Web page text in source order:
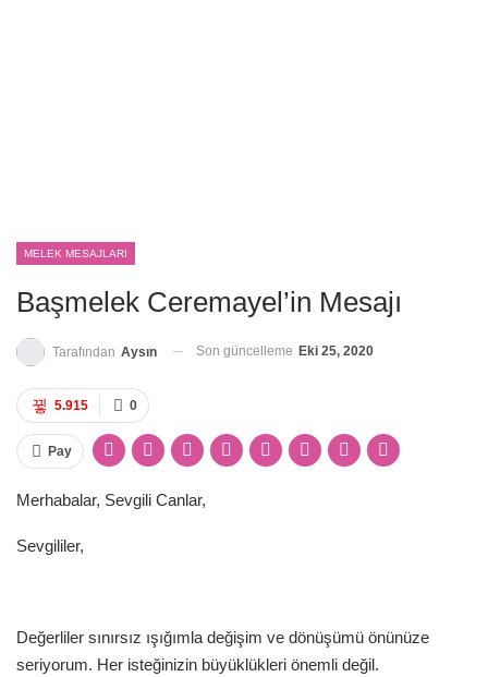
MELEK MESAJLARI
Başmelek Ceremayel’in Mesajı
Tarafından Aysın Son güncelleme Eki 25, 2020
0
5.915
Pay
Merhabalar, Sevgili Canlar,
Sevgililer,
Değerliler sınırsız ışığımla değişim ve dönüşümü önünüze
seriyorum. Her isteğinizin büyüklükleri önemli değil.